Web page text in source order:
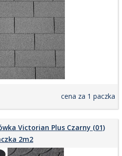
cena za 1 paczka
Victorian Plus Czarny (01)
2m2